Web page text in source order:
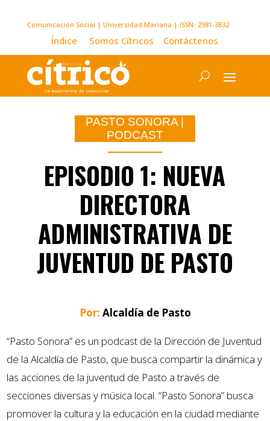
Comunicación Social | Universidad Mariana | ISSN- 2981-3832
Índice Somos Cítricos Contáctenos
PASTO SONORA |
PODCAST
EPISODIO 1: NUEVA
DIRECTORA
ADMINISTRATIVA DE
JUVENTUD DE PASTO
Por: Alcaldía de Pasto
“Pasto Sonora” es un podcast de la Dirección de Juventud
de la Alcaldía de Pasto, que busca compartir la dinámica y
las acciones de la juventud de Pasto a través de
secciones diversas y música local. “Pasto Sonora” busca
promover la cultura y la educación en la ciudad mediante